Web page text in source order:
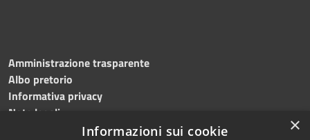
Amministrazione trasparente
Albo pretorio
Informativa privacy
Note legali
Dichiarazione di accessibilità
×
Informazioni sui cookie